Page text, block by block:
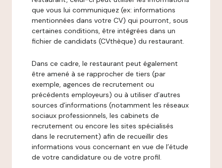
que vous lui communiquez (ex: informations
mentionnées dans votre CV) qui pourront, sous
certaines conditions, être intégrées dans un
fichier de candidats (CVthèque) du restaurant.
Dans ce cadre, le restaurant peut également
être amené à se rapprocher de tiers (par
exemple, agences de recrutement ou
précédents employeurs) ou à utiliser d’autres
sources d’informations (notamment les réseaux
sociaux professionnels, les cabinets de
recrutement ou encore les sites spécialisés
dans le recrutement) afin de recueillir des
informations vous concernant en vue de l’étude
de votre candidature ou de votre profil.